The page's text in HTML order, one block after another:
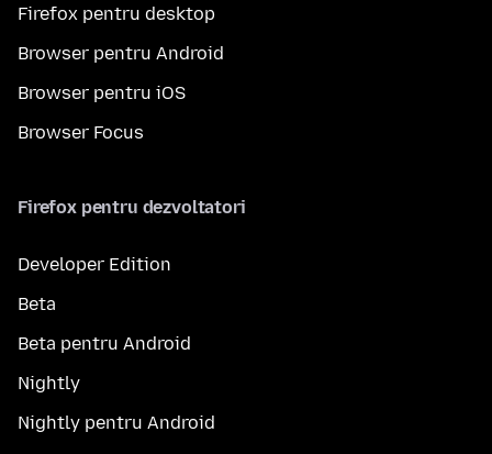
Firefox pentru desktop
Browser pentru Android
Browser pentru iOS
Browser Focus
Firefox pentru dezvoltatori
Developer Edition
Beta
Beta pentru Android
Nightly
Nightly pentru Android